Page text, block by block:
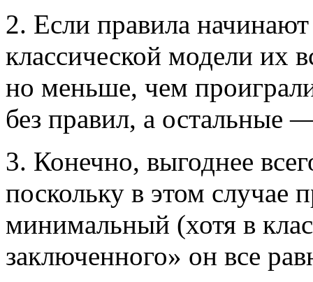
2. Если правила
классической модели их
но меньше, чем
без правил, а остальные
3. Конечно, выгоднее
поскольку в этом случае
минимальный (хотя в
заключенного» он все